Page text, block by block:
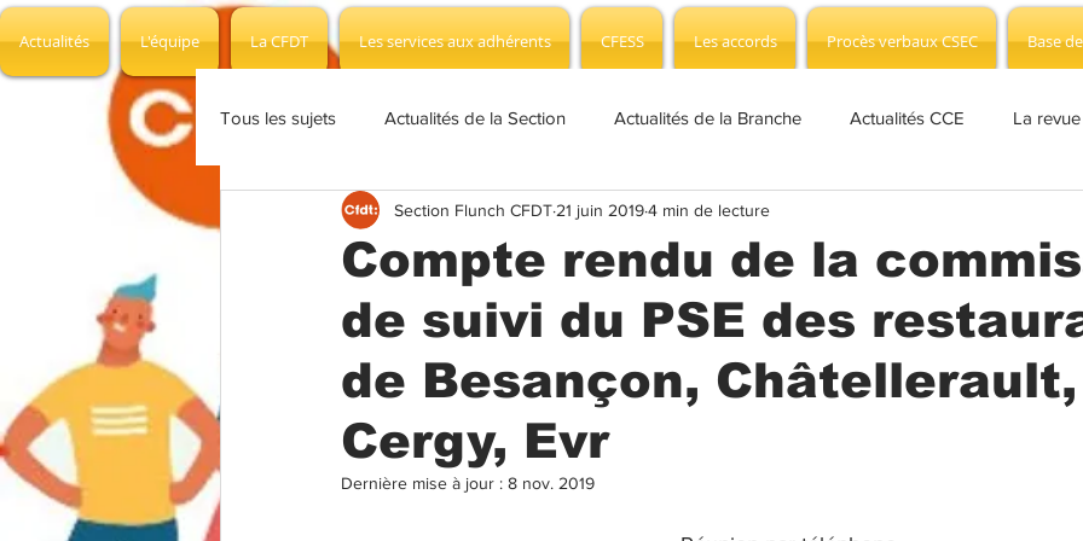
Actualités L'équipe La CFDT Les services aux adhérents CFESS Les accords Procès verbaux CSEC Base
Tous les sujets Actualités de la Section Actualités de la Branche Actualités CCE La
Les documents et affiches Info Covid-19 Actualités CSEC
Focus juridique Communiqué presse Plan de sauvegarde CSEC Branche
Commision Formation
Compte rendu de la
de suivi du PSE des
de Besançon, Châtellerault,
Cergy, Evr
Section Flunch CFDT 21 juin 20194 min de lecture
Dernière mise à jour : 8 nov. 2019